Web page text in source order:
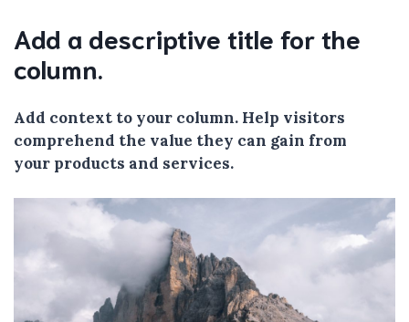
Add a descriptive title for the
column.
Add context to your column. Help visitors
comprehend the value they can gain from
your products and services.